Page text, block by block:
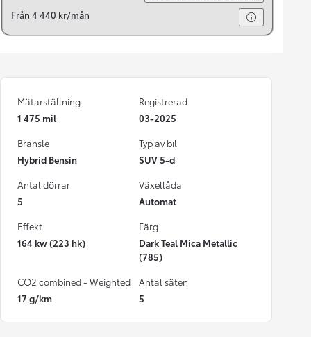
Från 4 440 kr/mån
Mätarställning
1 475 mil
Registrerad
03-2025
Bränsle
Hybrid Bensin
Typ av bil
SUV 5-d
Antal dörrar
5
Växellåda
Automat
Effekt
164 kw (223 hk)
Färg
Dark Teal Mica Metallic
(785)
CO2 combined - Weighted
17 g/km
Antal säten
5